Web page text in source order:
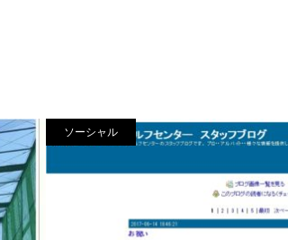
ソーシャル